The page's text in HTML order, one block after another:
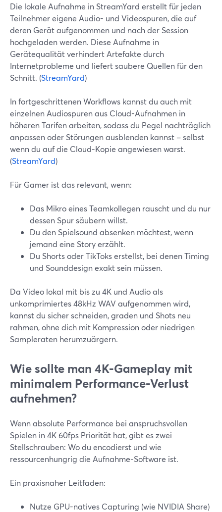
Die lokale Aufnahme in StreamYard erstellt für jeden
Teilnehmer eigene Audio- und Videospuren, die auf
deren Gerät aufgenommen und nach der Session
hochgeladen werden. Diese Aufnahme in
Gerätequalität verhindert Artefakte durch
Internetprobleme und liefert saubere Quellen für den
Schnitt. (StreamYard)
In fortgeschrittenen Workflows kannst du auch mit
einzelnen Audiospuren aus Cloud-Aufnahmen in
höheren Tarifen arbeiten, sodass du Pegel nachträglich
anpassen oder Störungen ausblenden kannst – selbst
wenn du auf die Cloud-Kopie angewiesen warst.
(StreamYard)
Für Gamer ist das relevant, wenn:
Das Mikro eines Teamkollegen rauscht und du nur
dessen Spur säubern willst.
Du den Spielsound absenken möchtest, wenn
jemand eine Story erzählt.
Du Shorts oder TikToks erstellst, bei denen Timing
und Sounddesign exakt sein müssen.
Da Video lokal mit bis zu 4K und Audio als
unkomprimiertes 48kHz WAV aufgenommen wird,
kannst du sicher schneiden, graden und Shots neu
rahmen, ohne dich mit Kompression oder niedrigen
Sampleraten herumzuärgern.
Wie sollte man 4K-Gameplay mit
minimalem Performance-Verlust
aufnehmen?
Wenn absolute Performance bei anspruchsvollen
Spielen in 4K 60fps Priorität hat, gibt es zwei
Stellschrauben: Wo du encodierst und wie
ressourcenhungrig die Aufnahme-Software ist.
Ein praxisnaher Leitfaden:
Nutze GPU-natives Capturing (wie NVIDIA Share)